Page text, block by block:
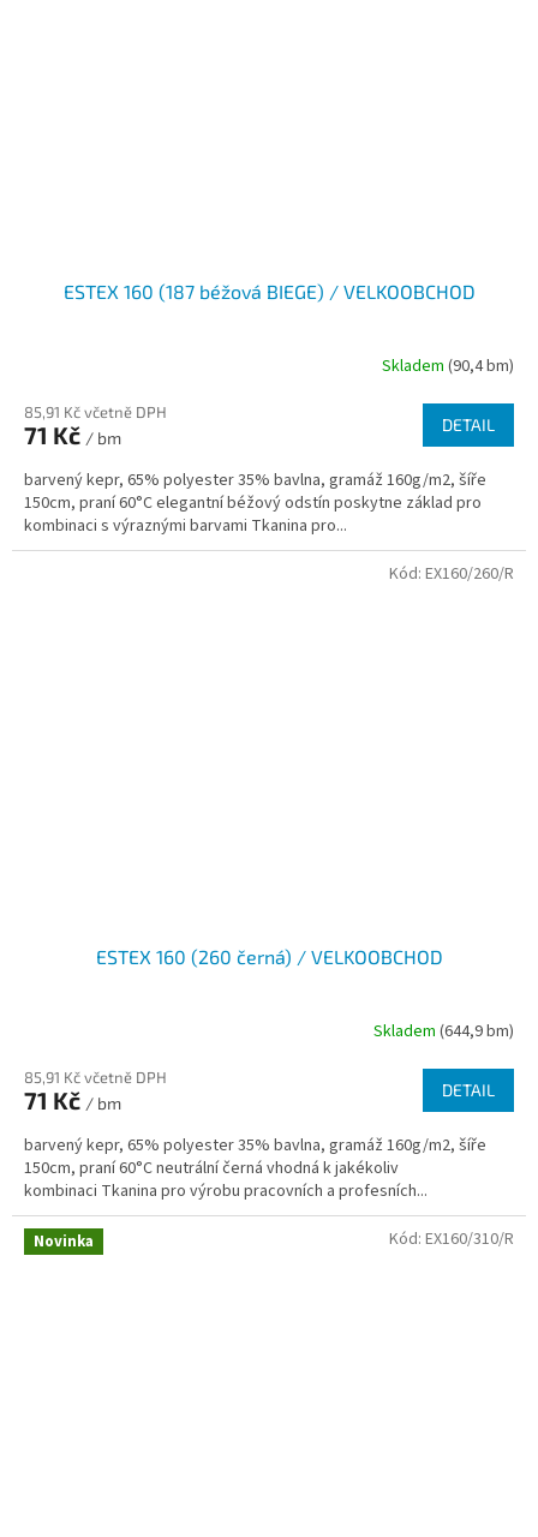
ESTEX 160 (187 béžová BIEGE) / VELKOOBCHOD
Skladem (90,4 bm)
85,91 Kč včetně DPH
71 Kč / bm
DETAIL
barvený kepr, 65% polyester 35% bavlna, gramáž 160g/m2, šíře
150cm, praní 60°C elegantní béžový odstín poskytne základ pro
kombinaci s výraznými barvami Tkanina pro...
ESTEX 160 (260 černá) / VELKOOBCHOD
Skladem (644,9 bm)
85,91 Kč včetně DPH
71 Kč / bm
DETAIL
barvený kepr, 65% polyester 35% bavlna, gramáž 160g/m2, šíře
150cm, praní 60°C neutrální černá vhodná k jakékoliv
kombinaci Tkanina pro výrobu pracovních a profesních...
Kód: EX160/260/R
Novinka Kód: EX160/310/R